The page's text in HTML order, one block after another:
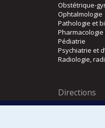
Obstétrique-
Ophtalmologie
Pathologie et
Pédiatrie
Psychiatrie et
Radiologie,
Directions
DPC